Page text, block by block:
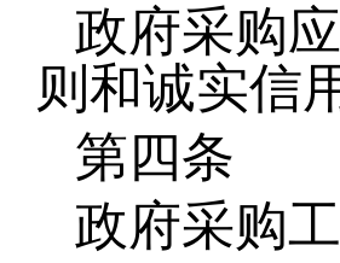
政府采购
则和诚实信
第四条
政府采购